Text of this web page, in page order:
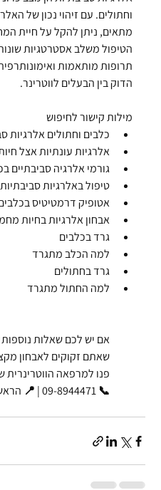
וחתולים. עם זיהוי נכון של
מתאים, ניתן להקל על חיית
הטיפול משלב אסטרטגיות
תרופות מותאמות
הדוק בין הבעלים לווטרינר.
מילות קישור לחיפוש
כלבים וחתולים אלרגיות
אלרגיות עונתיות אצל
גורמי אלרגיה סביבתיים
טיפול באלרגיות
אטופיק דרמטיטיס
אבחון אלרגיות בחיות
גרד בכלבים
למה הכלב מתגרד
גרד בחתולים
למה החתול מתגרד
אם יש לכם שאלות
שאתם זקוקים לאבחון
פנו למרפאה הווטרינרית
📞 09-8944471 | 📍 הראשונים 1 , מושב חניאל